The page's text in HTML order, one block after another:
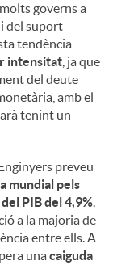
governs a
del suport
tendència
intensitat , ja que
del deute
amb el
tenint un
preveu
mundial pels
PIB del 4,9%.
a la majoria de
entre ells. A
unacaiguda